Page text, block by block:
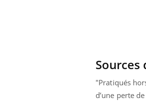
"Pratiqués
d’une perte